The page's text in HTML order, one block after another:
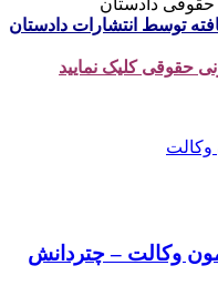
دادستان
توسط انتشارات دادستان
حقوقی کلیک نمایید